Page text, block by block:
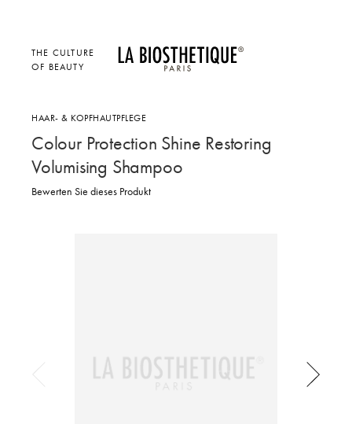
THE CULTURE
OF BEAUTY
HAAR- & KOPFHAUTPFLEGE
Colour Protection Shine Restoring
Volumising Shampoo
Bewerten Sie dieses Produkt